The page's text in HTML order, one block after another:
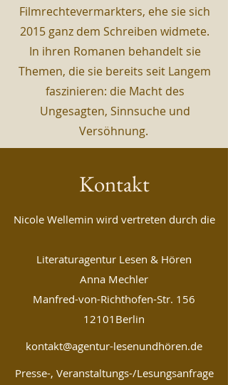
Filmrechtevermarkters, ehe sie sich
2015 ganz dem Schreiben widmete.
In ihren Romanen behandelt sie
Themen, die sie bereits seit Langem
faszinieren: die Macht des
Ungesagten, Sinnsuche und
Versöhnung.
Kontakt
Nicole Wellemin wird vertreten durch die
Literaturagentur Lesen & Hören
Anna Mechler
Manfred-von-Richthofen-Str. 156
12101Berlin
kontakt@agentur-lesenundhören.de
Presse-, Veranstaltungs-/Lesungsanfrage